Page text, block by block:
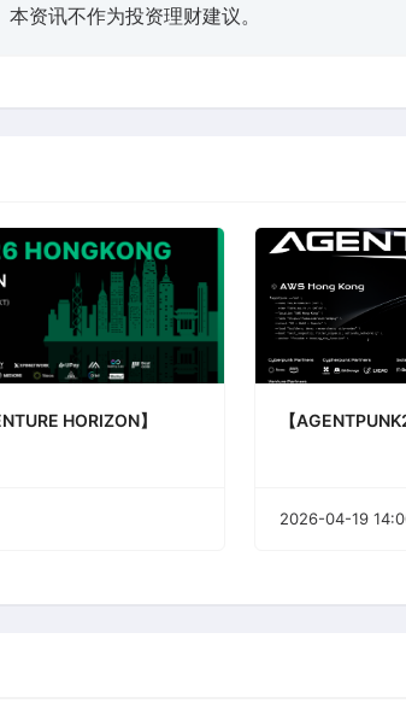
资讯不作为投资理财建议。
HORIZON】 【
2026-04-19